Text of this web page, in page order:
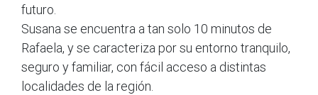
futuro.
Susana se encuentra a tan solo 10 minutos de
Rafaela, y se caracteriza por su entorno tranquilo,
seguro y familiar, con fácil acceso a distintas
localidades de la región.